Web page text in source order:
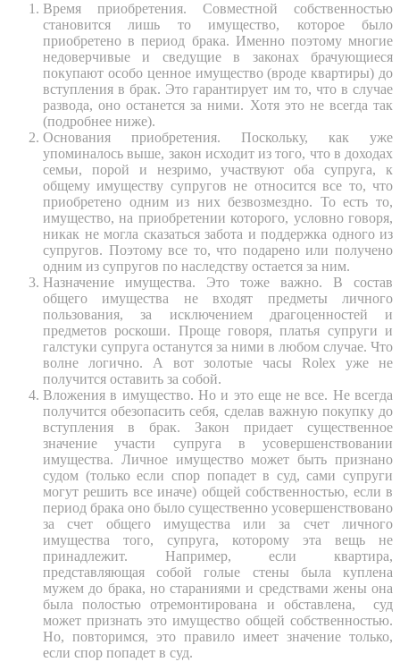
Время приобретения. Совместной собственностью
становится лишь то имущество, которое было
приобретено в период брака. Именно поэтому многие
недоверчивые и сведущие в законах брачующиеся
покупают особо ценное имущество (вроде квартиры) до
вступления в брак. Это гарантирует им то, что в случае
развода, оно останется за ними. Хотя это не всегда так
(подробнее ниже).
Основания приобретения. Поскольку, как уже
упоминалось выше, закон исходит из того, что в доходах
семьи, порой и незримо, участвуют оба супруга, к
общему имуществу супругов не относится все то, что
приобретено одним из них безвозмездно. То есть то,
имущество, на приобретении которого, условно говоря,
никак не могла сказаться забота и поддержка одного из
супругов. Поэтому все то, что подарено или получено
одним из супругов по наследству остается за ним.
Назначение имущества. Это тоже важно. В состав
общего имущества не входят предметы личного
пользования, за исключением драгоценностей и
предметов роскоши. Проще говоря, платья супруги и
галстуки супруга останутся за ними в любом случае. Что
волне логично. А вот золотые часы Rolex уже не
получится оставить за собой.
Вложения в имущество. Но и это еще не все. Не всегда
получится обезопасить себя, сделав важную покупку до
вступления в брак. Закон придает существенное
значение участи супруга в усовершенствовании
имущества. Личное имущество может быть признано
судом (только если спор попадет в суд, сами супруги
могут решить все иначе) общей собственностью, если в
период брака оно было существенно усовершенствовано
за счет общего имущества или за счет личного
имущества того, супруга, которому эта вещь не
принадлежит. Например, если квартира,
представляющая собой голые стены была куплена
мужем до брака, но стараниями и средствами жены она
была полостью отремонтирована и обставлена, суд
может признать это имущество общей собственностью.
Но, повторимся, это правило имеет значение только,
если спор попадет в суд.